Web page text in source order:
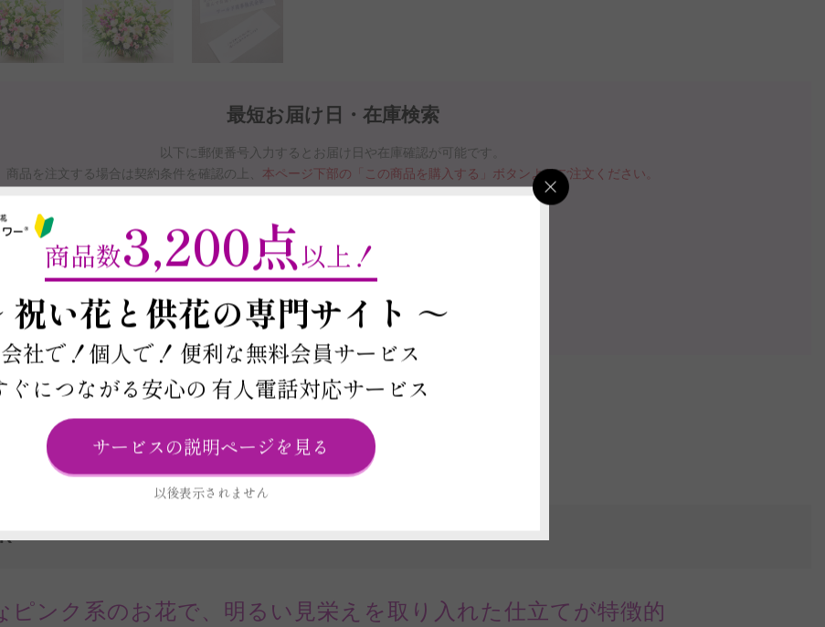
最短お届け日・在庫検索
以下に郵便番号入力するとお届け日や在庫確認が可能です。
商品を注文する場合は契約条件を確認の上、 本ページ下部の「この商品を購入する」ボタンよりご注文ください。
お届け日と在庫検索についての案内動画
この商品の在庫・お届け日を確認する
ス
ド
ピンク系のお花で、明るい見栄えを取り入れた仕立てが特徴的
商品数3,200点以上！
祝い花と供花の専門サイト ～
会社で！個人で！ 便利な無料会員サービス
ぐにつながる安心の 有人電話対応サービス
サービスの説明ページを見る
以後表示されません